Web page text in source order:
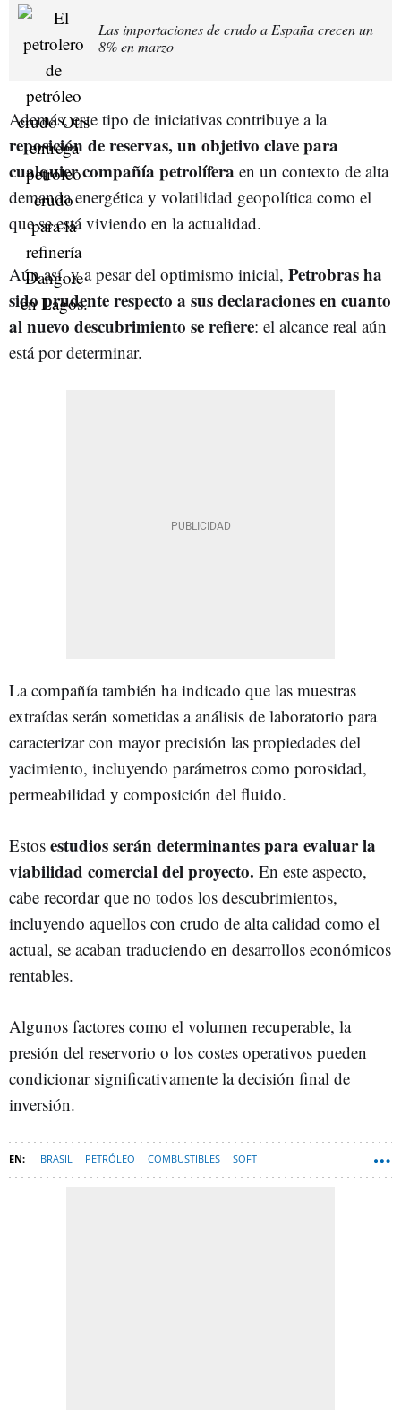
Las importaciones de crudo a España crecen un
8% en marzo
Además, este tipo de iniciativas contribuye a la
reposición de reservas, un objetivo clave para
cualquier compañía petrolífera en un contexto de alta
demanda energética y volatilidad geopolítica como el
que se está viviendo en la actualidad.
Aún así, y a pesar del optimismo inicial, Petrobras ha
sido prudente respecto a sus declaraciones en cuanto
al nuevo descubrimiento se refiere: el alcance real aún
está por determinar.
La compañía también ha indicado que las muestras
extraídas serán sometidas a análisis de laboratorio para
caracterizar con mayor precisión las propiedades del
yacimiento, incluyendo parámetros como porosidad,
permeabilidad y composición del fluido.
Estos estudios serán determinantes para evaluar la
viabilidad comercial del proyecto. En este aspecto,
cabe recordar que no todos los descubrimientos,
incluyendo aquellos con crudo de alta calidad como el
actual, se acaban traduciendo en desarrollos económicos
rentables.
Algunos factores como el volumen recuperable, la
presión del reservorio o los costes operativos pueden
condicionar significativamente la decisión final de
inversión.
BRASIL PETRÓLEO COMBUSTIBLES SOFT